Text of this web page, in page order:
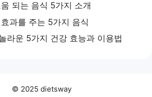
되는 음식 5가지 소개
과를 주는 5가지 음식
라운 5가지 건강 효능과 이용법
© 2025 dietsway